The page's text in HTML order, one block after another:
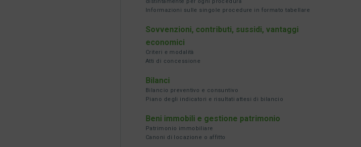
Informazioni sulle singole procedure in formato tabellare
Sovvenzioni, contributi, sussidi, vantaggi
economici
Criteri e modalità
Atti di concessione
Bilanci
Bilancio preventivo e consuntivo
Piano degli indicatori e risultati attesi di bilancio
Beni immobili e gestione patrimonio
Patrimonio immobiliare
Canoni di locazione o affitto